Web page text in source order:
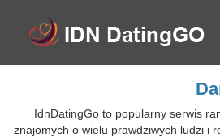
IdnDatingGo to popularny serwis
znajomych o wielu prawdziwych ludzi i